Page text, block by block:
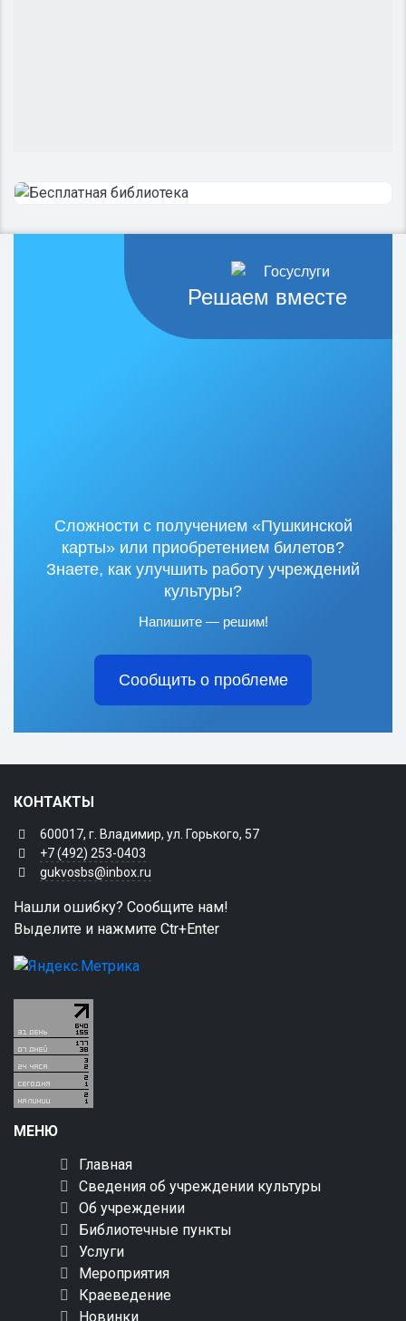
Решаем вместе
Сложности с получением «Пушкинской
карты» или приобретением билетов?
Знаете, как улучшить работу учреждений
культуры?
Напишите — решим!
Сообщить о проблеме
КОНТАКТЫ
600017, г. Владимир, ул. Горького, 57
+7 (492) 253-0403
gukvosbs@inbox.ru
Нашли ошибку? Сообщите нам!
Выделите и нажмите Ctr+Enter
МЕНЮ
Главная
Сведения об учреждении культуры
Об учреждении
Библиотечные пункты
Услуги
Мероприятия
Краеведение
Новинки